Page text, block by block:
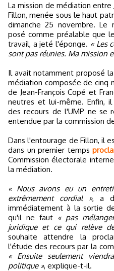
La mission de médiation entre Jean-François Copé et François
Fillon, menée sous le haut
dimanche 25 novembre. Le
posé comme préalable que
travail, a jeté l'éponge. « Les
sont pas réunies. Ma mission
Il avait notamment proposé
médiation composée de cinq
de Jean-François Copé et
neutres et lui-même. Enfin,
des recours de l'UMP ne se
entendue par la commission
Dans l'entourage de Fillon, il
dans un premier temps
Commission électorale
la médiation.
« Nous avons eu un
extrêmement cordial », a
immédiatement à la sortie
qu'il ne faut « pas
juridique et ce qui relève
souhaite attendre la
l'étude des recours par la
« Ensuite seulement
politique », explique-t-il.